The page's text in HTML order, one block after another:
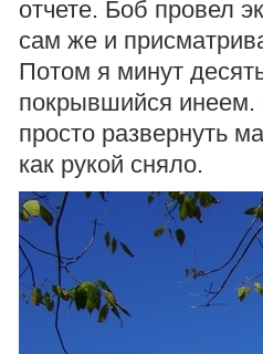
отчете. Боб провел
сам же и
Потом я минут
покрывшийся
просто развернуть
как рукой сняло.